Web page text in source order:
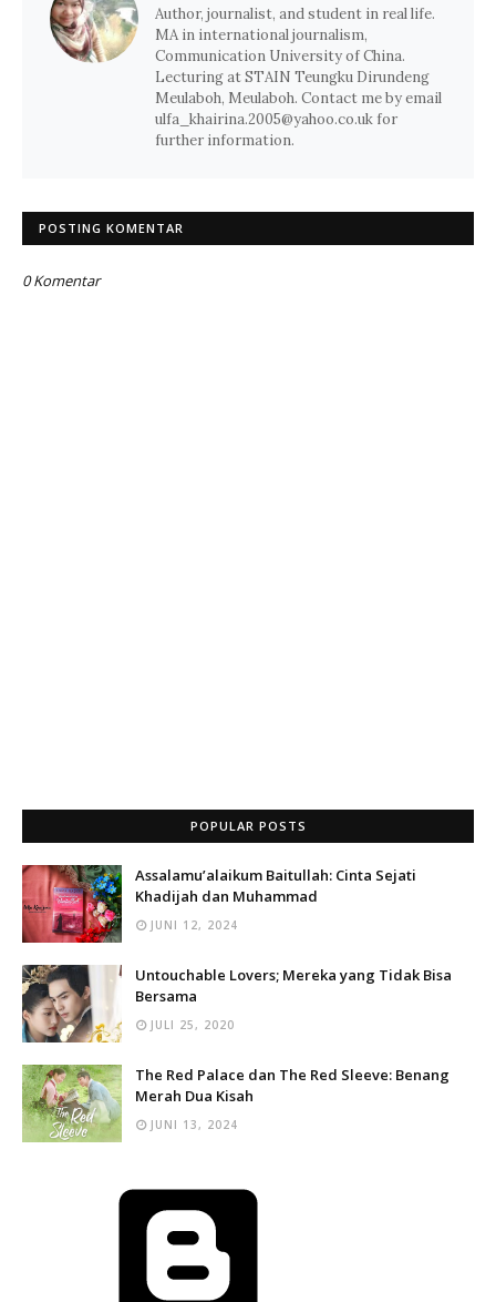
Author, journalist, and student in real life.
MA in international journalism,
Communication University of China.
Lecturing at STAIN Teungku Dirundeng
Meulaboh, Meulaboh. Contact me by email
ulfa_khairina.2005@yahoo.co.uk for
further information.
POSTING KOMENTAR
0 Komentar
POPULAR POSTS
Assalamu’alaikum Baitullah: Cinta Sejati
Khadijah dan Muhammad
JUNI 12, 2024
Untouchable Lovers; Mereka yang Tidak Bisa
Bersama
JULI 25, 2020
The Red Palace dan The Red Sleeve: Benang
Merah Dua Kisah
JUNI 13, 2024